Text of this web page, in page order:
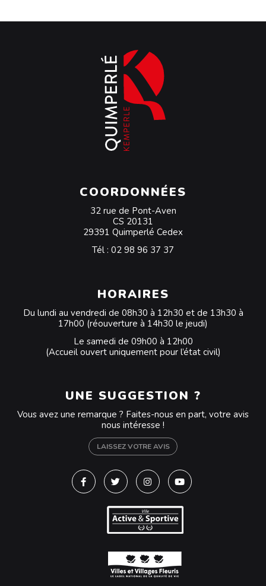
COORDONNÉES
32 rue de Pont-Aven
CS 20131
29391 Quimperlé Cedex
Tél : 02 98 96 37 37
HORAIRES
Du lundi au vendredi de 08h30 à 12h30 et de 13h30 à
17h00 (réouverture à 14h30 le jeudi)
Le samedi de 09h00 à 12h00
(Accueil ouvert uniquement pour l’état civil)
UNE SUGGESTION ?
Vous avez une remarque ? Faites-nous en part, votre avis
nous intéresse !
LAISSEZ VOTRE AVIS
Lien vers le compte Facebook
Lien vers le compte Twitter
Lien vers le compte
Lien vers la chaîne